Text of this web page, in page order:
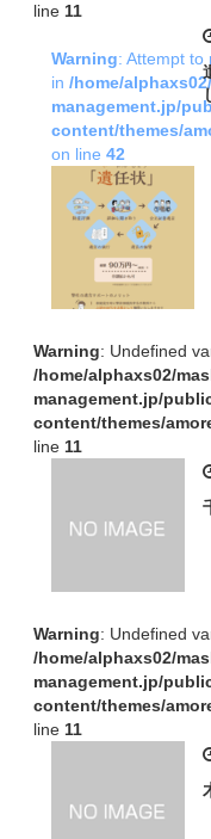
line 11
Warning: Attempt to
in/home/
management.jp/
content/themes/
on line42
Warning: Undefined
/home/alphaxs02/
management.jp/
content/themes/
line 11
Warning: Undefined
/home/alphaxs02/
management.jp/
content/themes/
line 11